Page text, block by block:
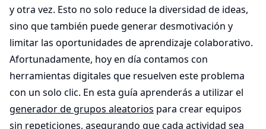
y otra vez. Esto no solo reduce la diversidad de ideas,
sino que también puede generar desmotivación y
limitar las oportunidades de aprendizaje colaborativo.
Afortunadamente, hoy en día contamos con
herramientas digitales que resuelven este problema
con un solo clic. En esta guía aprenderás a utilizar el
generador de grupos aleatorios para crear equipos
sin repeticiones, asegurando que cada actividad sea